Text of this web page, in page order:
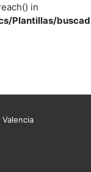
in
Plantillas/buscad